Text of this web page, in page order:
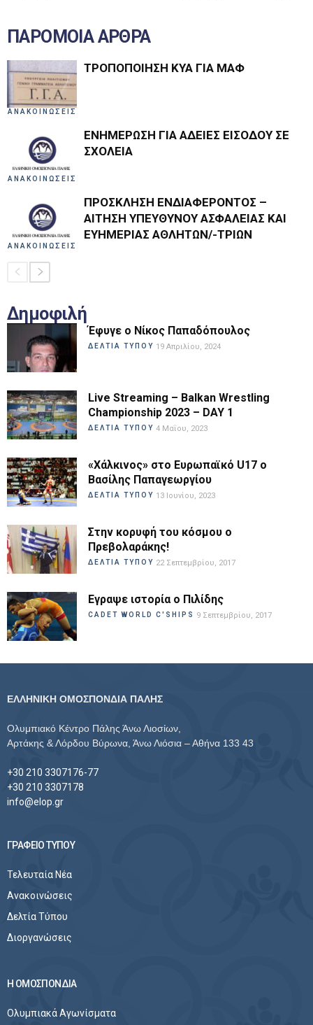
ΠΑΡΟΜΟΙΑ ΑΡΘΡΑ
ΑΝΑΚΟΙΝΩΣΕΙΣ
ΤΡΟΠΟΠΟΙΗΣΗ ΚΥΑ ΓΙΑ ΜΑΦ
ΑΝΑΚΟΙΝΩΣΕΙΣ
ΕΝΗΜΕΡΩΣΗ ΓΙΑ ΑΔΕΙΕΣ ΕΙΣΟΔΟΥ ΣΕ
ΣΧΟΛΕΙΑ
ΑΝΑΚΟΙΝΩΣΕΙΣ
ΠΡΟΣΚΛΗΣΗ ΕΝΔΙΑΦΕΡΟΝΤΟΣ –
ΑΙΤΗΣΗ ΥΠΕΥΘΥΝΟΥ ΑΣΦΑΛΕΙΑΣ ΚΑΙ
ΕΥΗΜΕΡΙΑΣ ΑΘΛΗΤΩΝ/-ΤΡΙΩΝ
Δημοφιλή
Έφυγε ο Νίκος Παπαδόπουλος
ΔΕΛΤΙΑ ΤΥΠΟΥ 19 Απριλίου, 2024
Live Streaming – Balkan Wrestling
Championship 2023 – DAY 1
ΔΕΛΤΙΑ ΤΥΠΟΥ 4 Μαΐου, 2023
«Χάλκινος» στο Ευρωπαϊκό U17 ο
Βασίλης Παπαγεωργίου
ΔΕΛΤΙΑ ΤΥΠΟΥ 13 Ιουνίου, 2023
Στην κορυφή του κόσμου ο
Πρεβολαράκης!
ΔΕΛΤΙΑ ΤΥΠΟΥ 22 Σεπτεμβρίου, 2017
Εγραψε ιστορία ο Πιλίδης
CADET WORLD C'SHIPS 9 Σεπτεμβρίου, 2017
ΕΛΛΗΝΙΚΗ ΟΜΟΣΠΟΝΔΙΑ ΠΑΛΗΣ
Ολυμπιακό Κέντρο Πάλης Άνω Λιοσίων,
Αρτάκης & Λόρδου Βύρωνα, Άνω Λιόσια – Αθήνα 133 43
+30 210 3307176-77
+30 210 3307178
info@elop.gr
ΓΡΑΦΕΙΟ ΤΥΠΟΥ
Τελευταία Νέα
Ανακοινώσεις
Δελτία Τύπου
Διοργανώσεις
Η ΟΜΟΣΠΟΝΔΙΑ
Ολυμπιακά Αγωνίσματα